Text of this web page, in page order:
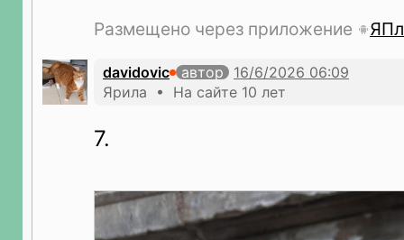
Размещено через приложение
davidovic
автор
Ярила • На сайте 10 лет
7.